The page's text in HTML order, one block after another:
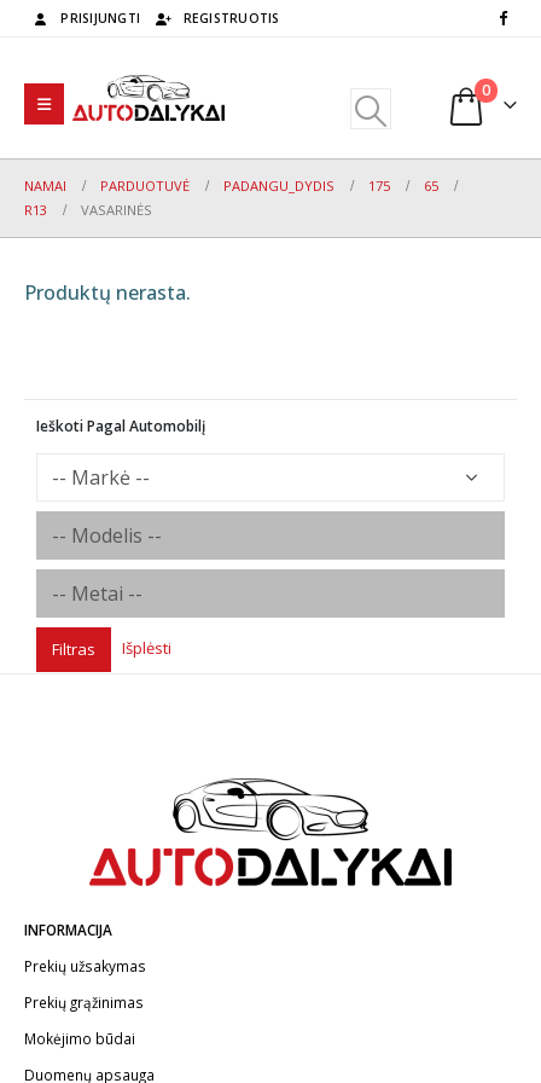
PRISIJUNGTI REGISTRUOTIS
0
NAMAI PARDUOTUVĖ PADANGU_DYDIS 175
65
R13
VASARINĖS
Produktų nerasta.
Ieškoti Pagal Automobilį
Filtras Išplėsti
INFORMACIJA
Prekių užsakymas
Prekių grąžinimas
Mokėjimo būdai
Duomenų apsauga